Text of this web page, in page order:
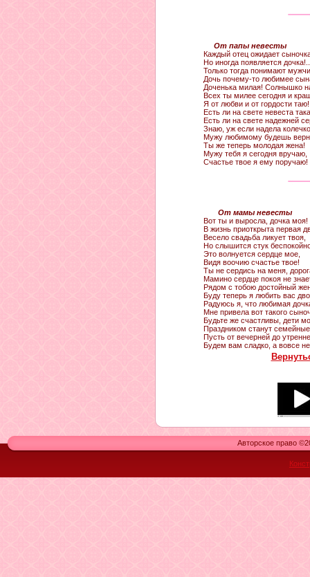
От папы невесты
Каждый отец ожидает
Но иногда появляется дочка!..
Только тогда понимают
Дочь почему-то любимее
Доченька милая! Солнышко
Всех ты милее сегодня и
Я от любви и от гордости таю!
Есть ли на свете невеста
Есть ли на свете надежней
Знаю, уж если надела
Мужу любимому будешь
Ты же теперь молодая жена!
Мужу тебя я сегодня вручаю,
Счастье твое я ему поручаю!
От мамы невесты
Вот ты и выросла, дочка моя!
В жизнь приоткрыта первая
Весело свадьба ликует твоя,
Но слышится стук
Это волнуется сердце мое,
Видя воочию счастье твое!
Ты не сердись на меня,
Мамино сердце покоя не
Рядом с тобою достойный
Буду теперь я любить вас
Радуюсь я, что любимая
Мне привела вот такого
Будьте же счастливы, дети
Праздником станут
Пусть от вечерней до
Будем вам сладко, а вовсе
Авторское право